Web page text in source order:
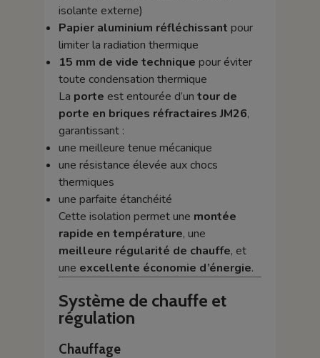
isolante externe)
Papier aluminium réfléchissant pour
limiter la radiation thermique
15 mm de vide technique pour éviter
toute condensation thermique
La porte est entourée d’un tour de
porte en briques réfractaires JM26,
garantissant :
une meilleure tenue mécanique
une résistance élevée aux chocs
thermiques
une parfaite étanchéité
Cette isolation permet une montée
rapide en température, une
meilleure régularité de chauffe, et
une excellente économie d’énergie.
Système de chauffe et
régulation
Chauffage